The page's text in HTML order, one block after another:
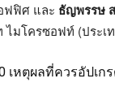
ฟฟิศ และ ธัญพรรษ
ไมโครซอฟท์ (ประ
เหตุผลที่ควรอัปเก